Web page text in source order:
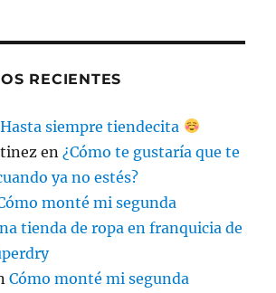
RECIENTES
Hasta siempre tiendecita
en¿Cómo te gustaría que te
ya no estés?
monté mi segunda
tienda de ropa en franquicia de
Cómo monté mi segunda